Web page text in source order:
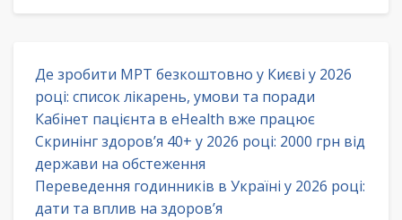
Де зробити МРТ безкоштовно у Києві у 2026
році: список лікарень, умови та поради
Кабінет пацієнта в eHealth вже працює
Скринінг здоров’я 40+ у 2026 році: 2000 грн від
держави на обстеження
Переведення годинників в Україні у 2026 році:
дати та вплив на здоров’я